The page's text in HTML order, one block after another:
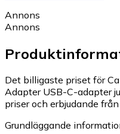
Annons
Annons
Det billigaste priset för
Adapter USB-C-adapter
priser och erbjudande
Grundläggande